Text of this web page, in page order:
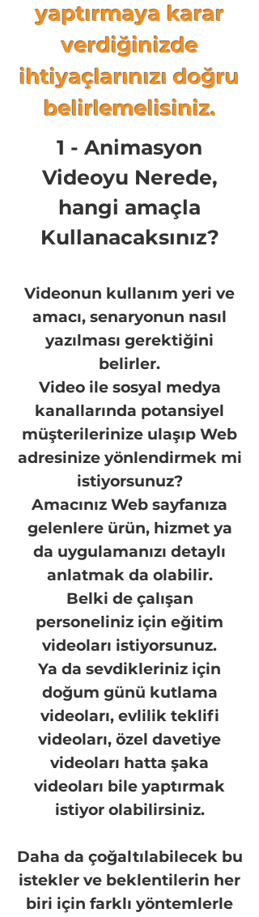
yaptırmaya karar
verdiğinizde
ihtiyaçlarınızı doğru
belirlemelisiniz.
1 - Animasyon
Videoyu Nerede,
hangi amaçla
Kullanacaksınız?
Videonun kullanım yeri ve
amacı, senaryonun nasıl
yazılması gerektiğini
belirler.
Video ile sosyal medya
kanallarında potansiyel
müşterilerinize ulaşıp Web
adresinize yönlendirmek mi
istiyorsunuz?
Amacınız Web sayfanıza
gelenlere ürün, hizmet ya
da uygulamanızı detaylı
anlatmak da olabilir.
Belki de çalışan
personeliniz için eğitim
videoları istiyorsunuz.
Ya da sevdikleriniz için
doğum günü kutlama
videoları, evlilik teklifi
videoları, özel davetiye
videoları hatta şaka
videoları bile yaptırmak
istiyor olabilirsiniz.
Daha da çoğaltılabilecek bu
istekler ve beklentilerin her
biri için farklı yöntemlerle